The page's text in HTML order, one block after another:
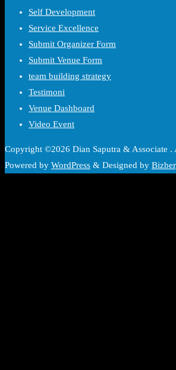
Self Development
Service Excellence
Submit Organizer Form
Submit Venue Form
team building strategy
Testimoni
Venue Dashboard
Video Event
Copyright ©2026 Dian Saputra & Associate .
Powered by WordPress & Designed by